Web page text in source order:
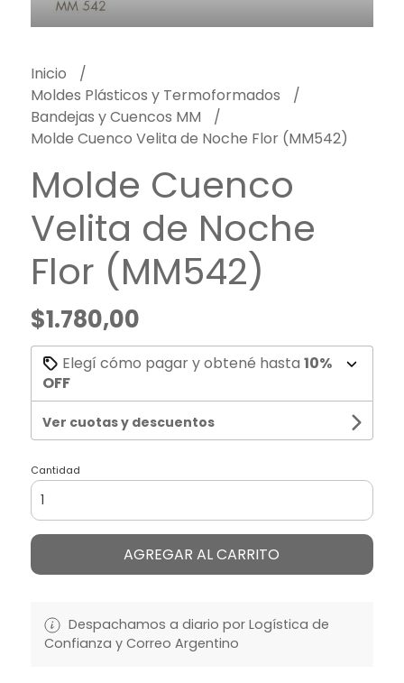
Inicio
Moldes Plásticos y Termoformados
Bandejas y Cuencos MM
Molde Cuenco Velita de Noche Flor (MM542)
Molde Cuenco
Velita de Noche
Flor (MM542)
$1.780,00
Elegí cómo pagar y obtené hasta 10%
OFF
Ver cuotas y descuentos
Cantidad
AGREGAR AL CARRITO
Despachamos a diario por Logística de
Confianza y Correo Argentino